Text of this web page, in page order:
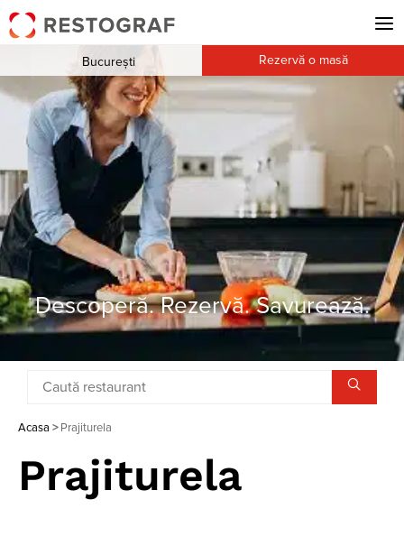
Descoperă. Rezervă. Savurează.
București Rezervă o masă
Acasa > Prajiturela
Prajiturela